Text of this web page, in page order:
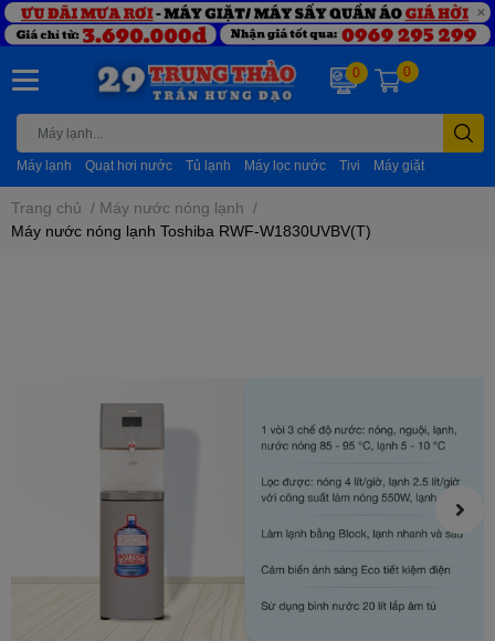
Máy lạnh Quạt hơi nước Tủ lạnh Máy lọc nước Tivi Máy giặt
0 0
Trang chủ / Máy nước nóng lạnh /
Máy nước nóng lạnh Toshiba RWF-W1830UVBV(T)